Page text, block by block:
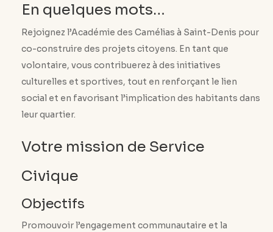
En quelques mots…
Rejoignez l’Académie des Camélias à Saint-Denis pour
co-construire des projets citoyens. En tant que
volontaire, vous contribuerez à des initiatives
culturelles et sportives, tout en renforçant le lien
social et en favorisant l’implication des habitants dans
leur quartier.
Votre mission de Service
Civique
Objectifs
Promouvoir l’engagement communautaire et la